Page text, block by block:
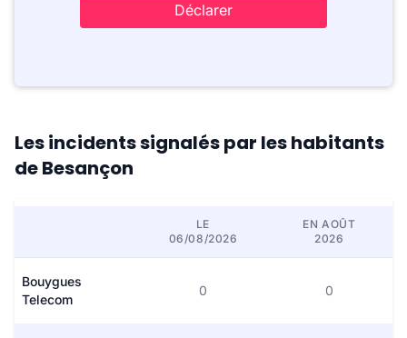
Déclarer
Les incidents signalés par les habitants
de Besançon
LE
06/08/2026
EN AOÛT
2026
Bouygues
Telecom
0 0